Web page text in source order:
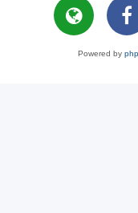
Powered by